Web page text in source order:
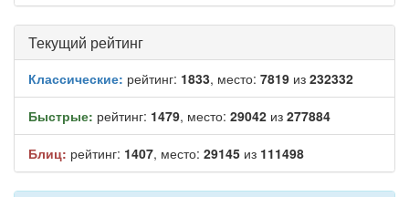
Текущий рейтинг
Классические: рейтинг: 1833, место: 7819 из 232332
Быстрые: рейтинг: 1479, место: 29042 из 277884
Блиц: рейтинг: 1407, место: 29145 из 111498